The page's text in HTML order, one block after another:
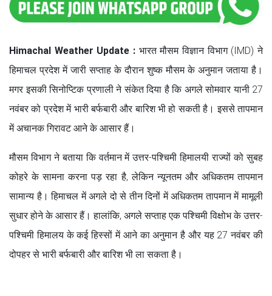
Himachal Weather Update : भारत मौसम विज्ञान विभाग (IMD) ने
हिमाचल प्रदेश में जारी सप्ताह के दौरान शुष्क मौसम के अनुमान जताया है।
मगर इसकी सिनोप्टिक प्रणाली ने संकेत दिया है कि अगले सोमवार यानी 27
नवंबर को प्रदेश में भारी बर्फबारी और बारिश भी हो सकती है। इससे तापमान
में अचानक गिरावट आने के आसार हैं।
मौसम विभाग ने बताया कि वर्तमान में उत्तर-पश्चिमी हिमालयी राज्यों को सुबह
कोहरे के सामना करना पड़ रहा है, लेकिन न्यूनतम और अधिकतम तापमान
सामान्य है। हिमाचल में अगले दो से तीन दिनों में अधिकतम तापमान में मामूली
सुधार होने के आसार हैं। हालांकि, अगले सप्ताह एक पश्चिमी विक्षोभ के उत्तर-
पश्चिमी हिमालय के कई हिस्सों में आने का अनुमान है और यह 27 नवंबर की
दोपहर से भारी बर्फबारी और बारिश भी ला सकता है।